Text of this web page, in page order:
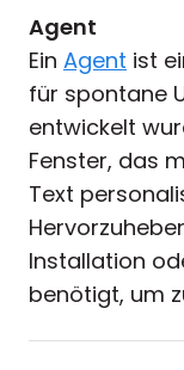
Agent
Ein Agent ist
für spontane
entwickelt
Fenster, das
Text
Installation
benötigt, um